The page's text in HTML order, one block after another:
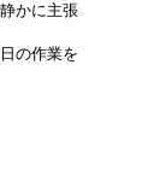
かに主張
の作業を